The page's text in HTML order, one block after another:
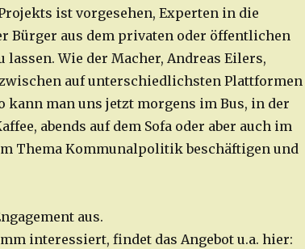
ist vorgesehen, Experten in die
Bürger aus dem privaten oder öffentlichen
lassen. Wie der Macher, Andreas Eilers,
auf unterschiedlichsten Plattformen
kann man uns jetzt morgens im Bus, in der
abends auf dem Sofa oder aber auch im
Thema Kommunalpolitik beschäftigen und
aus.
interessiert, findet das Angebot u.a. hier: